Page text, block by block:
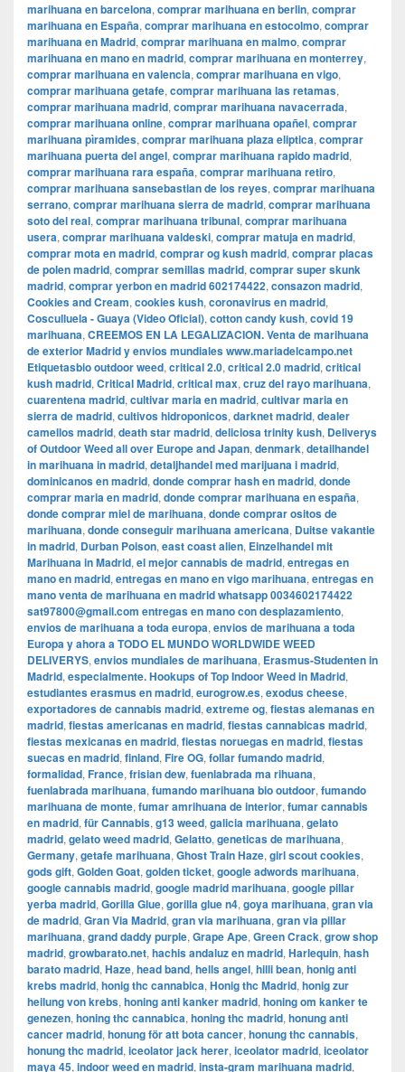
marihuana en barcelona, comprar marihuana en berlin, comprar
marihuana en España, comprar marihuana en estocolmo, comprar
marihuana en Madrid, comprar marihuana en malmo, comprar
marihuana en mano en madrid, comprar marihuana en monterrey,
comprar marihuana en valencia, comprar marihuana en vigo,
comprar marihuana getafe, comprar marihuana las retamas,
comprar marihuana madrid, comprar marihuana navacerrada,
comprar marihuana online, comprar marihuana opañel, comprar
marihuana pìramides, comprar marihuana plaza eliptica, comprar
marihuana puerta del angel, comprar marihuana rapido madrid,
comprar marihuana rara españa, comprar marihuana retiro,
comprar marihuana sansebastian de los reyes, comprar marihuana
serrano, comprar marihuana sierra de madrid, comprar marihuana
soto del real, comprar marihuana tribunal, comprar marihuana
usera, comprar marihuana valdeski, comprar matuja en madrid,
comprar mota en madrid, comprar og kush madrid, comprar placas
de polen madrid, comprar semillas madrid, comprar super skunk
madrid, comprar yerbon en madrid 602174422, consazon madrid,
Cookies and Cream, cookies kush, coronavirus en madrid,
Cosculluela - Guaya (Video Oficial), cotton candy kush, covid 19
marihuana, CREEMOS EN LA LEGALIZACION. Venta de marihuana
de exterior Madrid y envios mundiales www.mariadelcampo.net
Etiquetasbio outdoor weed, critical 2.0, critical 2.0 madrid, critical
kush madrid, Critical Madrid, critical max, cruz del rayo marihuana,
cuarentena madrid, cultivar maria en madrid, cultivar maria en
sierra de madrid, cultivos hidroponicos, darknet madrid, dealer
camellos madrid, death star madrid, deliciosa trinity kush, Deliverys
of Outdoor Weed all over Europe and Japan, denmark, detailhandel
in marihuana in madrid, detaljhandel med marijuana i madrid,
dominicanos en madrid, donde comprar hash en madrid, donde
comprar maria en madrid, donde comprar marihuana en españa,
donde comprar miel de marihuana, donde comprar ositos de
marihuana, donde conseguir marihuana americana, Duitse vakantie
in madrid, Durban Poison, east coast alien, Einzelhandel mit
Marihuana in Madrid, el mejor cannabis de madrid, entregas en
mano en madrid, entregas en mano en vigo marihuana, entregas en
mano venta de marihuana en madrid whatsapp 0034602174422
sat97800@gmail.com entregas en mano con desplazamiento,
envios de marihuana a toda europa, envios de marihuana a toda
Europa y ahora a TODO EL MUNDO WORLDWIDE WEED
DELIVERYS, envios mundiales de marihuana, Erasmus-Studenten in
Madrid, especialmente. Hookups of Top Indoor Weed in Madrid,
estudiantes erasmus en madrid, eurogrow.es, exodus cheese,
exportadores de cannabis madrid, extreme og, fiestas alemanas en
madrid, fiestas americanas en madrid, fiestas cannabicas madrid,
fiestas mexicanas en madrid, fiestas noruegas en madrid, fiestas
suecas en madrid, finland, Fire OG, follar fumando madrid,
formalidad, France, frisian dew, fuenlabrada ma rihuana,
fuenlabrada marihuana, fumando marihuana bio outdoor, fumando
marihuana de monte, fumar amrihuana de interior, fumar cannabis
en madrid, für Cannabis, g13 weed, galicia marihuana, gelato
madrid, gelato weed madrid, Gelatto, geneticas de marihuana,
Germany, getafe marihuana, Ghost Train Haze, girl scout cookies,
gods gift, Golden Goat, golden ticket, google adwords marihuana,
google cannabis madrid, google madrid marihuana, google pillar
yerba madrid, Gorilla Glue, gorilla glue n4, goya marihuana, gran via
de madrid, ​​Gran Via Madrid, gran via marihuana, gran via pillar
marihuana, grand daddy purple, Grape Ape, Green Crack, grow shop
madrid, growbarato.net, hachis andaluz en madrid, Harlequin, hash
barato madrid, Haze, head band, hells angel, hilli bean, honig anti
krebs madrid, honig thc cannabica, Honig thc Madrid, honig zur
heilung von krebs, honing anti kanker madrid, honing om kanker te
genezen, honing thc cannabica, honing thc madrid, honung anti
cancer madrid, honung för att bota cancer, honung thc cannabis,
honung thc madrid, iceolator jack herer, iceolator madrid, iceolator
maya 45, indoor weed en madrid, insta-gram marihuana madrid,